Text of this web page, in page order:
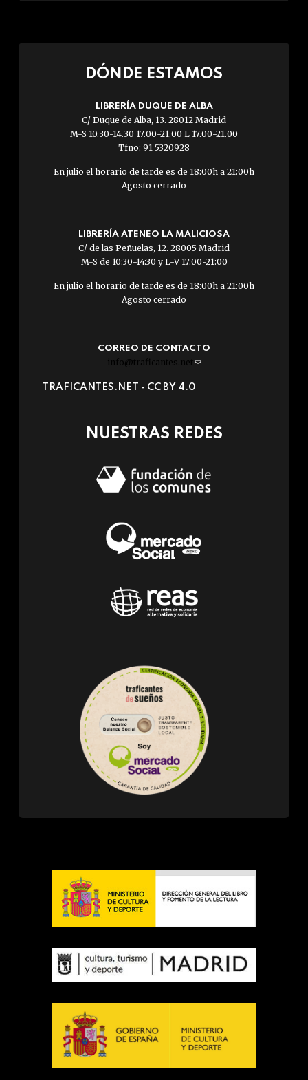
DÓNDE ESTAMOS
LIBRERÍA DUQUE DE ALBA
C/ Duque de Alba, 13. 28012 Madrid
M-S 10.30-14.30 17.00-21.00 L 17.00-21.00
Tfno: 91 5320928
En julio el horario de tarde es de 18:00h a 21:00h
Agosto cerrado
LIBRERÍA ATENEO LA MALICIOSA
C/ de las Peñuelas, 12. 28005 Madrid
M-S de 10:30-14:30 y L-V 17:00-21:00
En julio el horario de tarde es de 18:00h a 21:00h
Agosto cerrado
CORREO DE CONTACTO
info@traficantes.net (link
e-
TRAFICANTES.NET - CC BY 4.0
NUESTRAS REDES